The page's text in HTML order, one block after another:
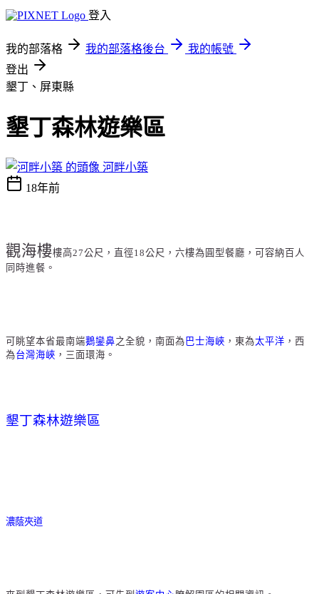
登入
我的部落格 我的部落格後台
我的帳號
登出
墾丁、屏東縣
墾丁森林遊樂區
河畔小築
18年前
觀海樓樓高27公尺，直徑18公尺，六樓為圓型餐廳，可容納百人
同時進餐。
可眺望本省最南端鵝鑾鼻之全貌，南面為 巴士海峽 ，東為太平洋 ，西
為台灣海峽 ，三面環海。
墾丁森林遊樂區
濃蔭夾道